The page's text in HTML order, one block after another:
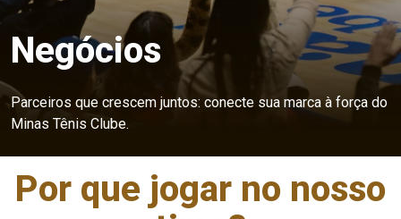
Negócios
Parceiros que crescem juntos: conecte sua marca à força do
Minas Tênis Clube.
Por que jogar no nosso